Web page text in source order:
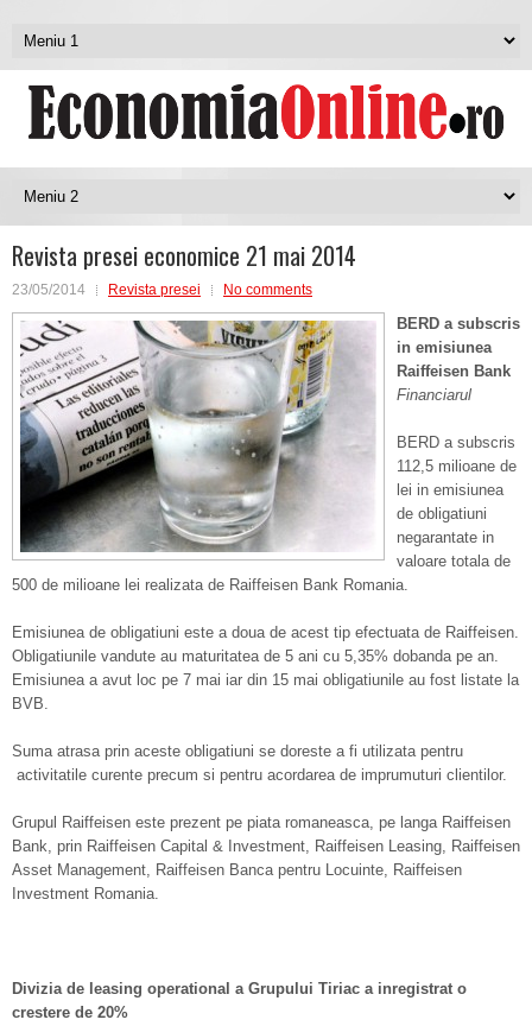
Revista presei economice 21 mai 2014
23/05/2014 Revista presei No comments
BERD a subscris
in emisiunea
Raiffeisen Bank
Financiarul
BERD a subscris
112,5 milioane de
lei in emisiunea
de obligatiuni
negarantate in
valoare totala de
500 de milioane lei realizata de Raiffeisen Bank Romania.
Emisiunea de obligatiuni este a doua de acest tip efectuata de Raiffeisen.
Obligatiunile vandute au maturitatea de 5 ani cu 5,35% dobanda pe an.
Emisiunea a avut loc pe 7 mai iar din 15 mai obligatiunile au fost listate la
BVB.
Suma atrasa prin aceste obligatiuni se doreste a fi utilizata pentru
activitatile curente precum si pentru acordarea de imprumuturi clientilor.
Grupul Raiffeisen este prezent pe piata romaneasca, pe langa Raiffeisen
Bank, prin Raiffeisen Capital & Investment, Raiffeisen Leasing, Raiffeisen
Asset Management, Raiffeisen Banca pentru Locuinte, Raiffeisen
Investment Romania.
Divizia de leasing operational a Grupului Tiriac a inregistrat o
crestere de 20%